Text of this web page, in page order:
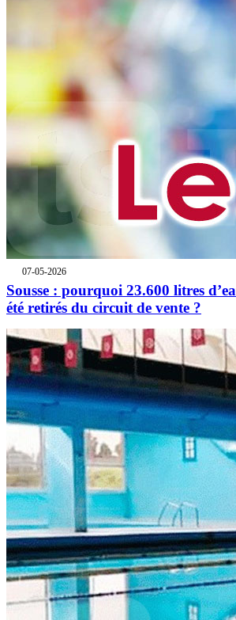
07-05-2026
Sousse : pourquoi 23.600 litres
été retirés du circuit de vente ?